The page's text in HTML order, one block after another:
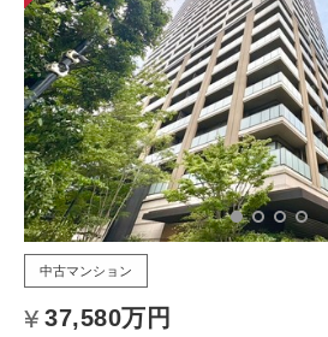
中古マンション
37,580万円